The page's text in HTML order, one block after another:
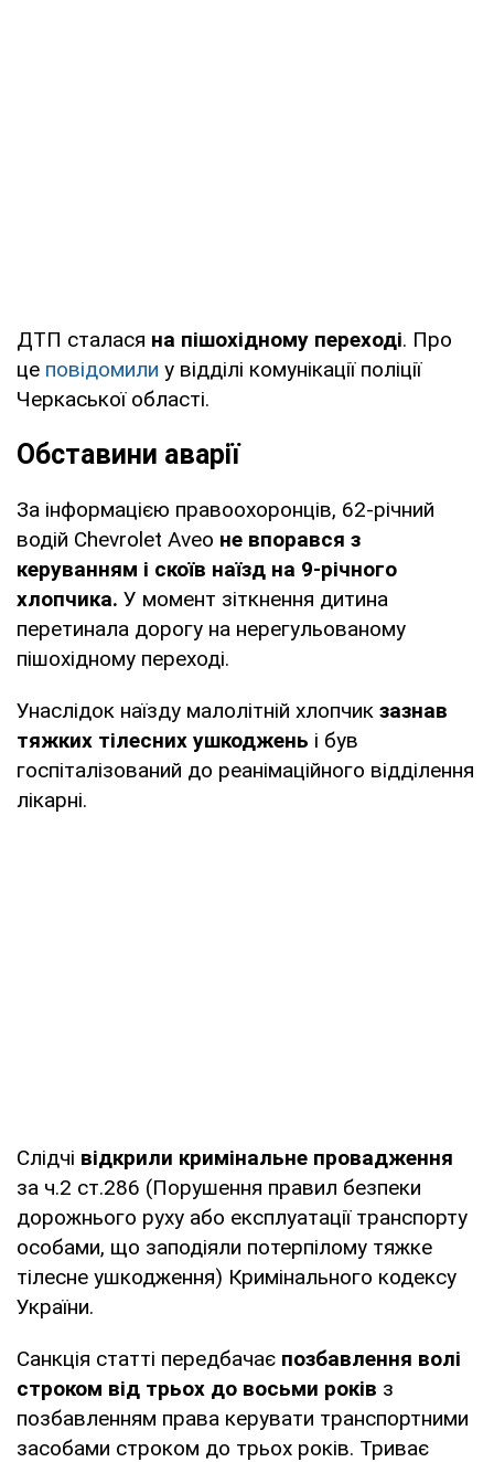
ДТП сталася на пішохідному переході. Про
це повідомили у відділі комунікації поліції
Черкаської області.
Обставини аварії
За інформацією правоохоронців, 62-річний
водій Chevrolet Aveo не впорався з
керуванням і скоїв наїзд на 9-річного
хлопчика. У момент зіткнення дитина
перетинала дорогу на нерегульованому
пішохідному переході.
Унаслідок наїзду малолітній хлопчик зазнав
тяжких тілесних ушкоджень і був
госпіталізований до реанімаційного відділення
лікарні.
Слідчі відкрили кримінальне провадження
за ч.2 ст.286 (Порушення правил безпеки
дорожнього руху або експлуатації транспорту
особами, що заподіяли потерпілому тяжке
тілесне ушкодження) Кримінального кодексу
України.
Санкція статті передбачає позбавлення волі
строком від трьох до восьми років з
позбавленням права керувати транспортними
засобами строком до трьох років. Триває